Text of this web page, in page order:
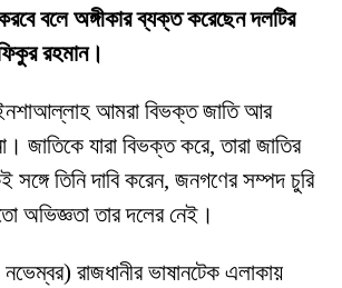
বলে অঙ্গীকার ব্যক্ত করেছেন দলটির
রহমান।
আমরা বিভক্ত জাতি আর
জাতিকে যারা বিভক্ত করে, তারা জাতির
তিনি দাবি করেন, জনগণের সম্পদ চুরি
অভিজ্ঞতা তার দলের নেই।
রাজধানীর ভাষানটেক এলাকায়